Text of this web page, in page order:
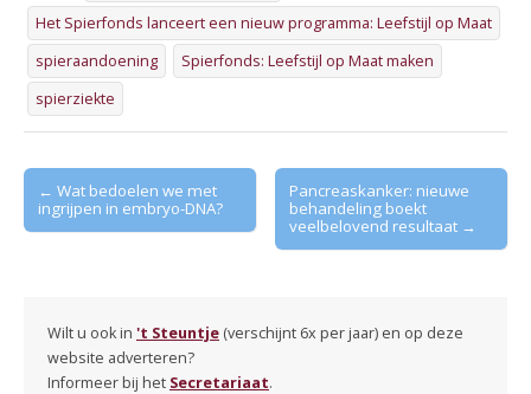
Het Spierfonds lanceert een nieuw programma: Leefstijl op Maat
spieraandoening
Spierfonds: Leefstijl op Maat maken
spierziekte
Post
navigation
← Wat bedoelen we met
ingrijpen in embryo-DNA?
Pancreaskanker: nieuwe
behandeling boekt
veelbelovend resultaat →
Wilt u ook in 't Steuntje (verschijnt 6x per jaar) en op deze
website adverteren?
Informeer bij het Secretariaat.